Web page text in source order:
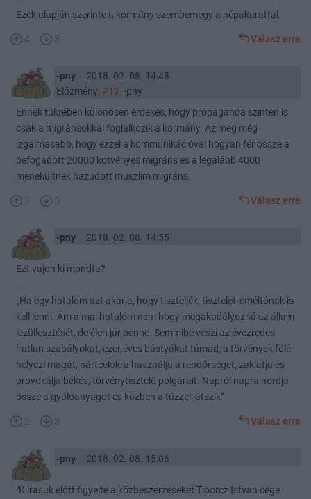
Ezek alapján szerinte a kormány szembemegy a népakarattal.
4 3 Válasz erre
-pny
2018. 02. 08. 14:48
Előzmény: #12 -pny
Ennek tükrében különösen érdekes, hogy propaganda szinten is
csak a migránsokkal foglalkozik a kormány. Az meg még
izgalmasabb, hogy ezzel a kommunikációval hogyan fér össze a
befogadott 20000 kötvényes migráns és a legalább 4000
menekültnek hazudott muszlim migráns.
3 3 Válasz erre
-pny 2018. 02. 08. 14:55
Ezt vajon ki mondta?
.
„Ha egy hatalom azt akarja, hogy tiszteljék, tiszteletreméltónak is
kell lenni. Ám a mai hatalom nem hogy megakadályozná az állam
lezüllesztését, de élen jár benne. Semmibe veszi az évezredes
íratlan szabályokat, ezer éves bástyákat támad, a törvények fölé
helyezi magát, pártcélokra használja a rendőrséget, zaklatja és
provokálja békés, törvénytisztelő polgárait. Napról napra hordja
össze a gyúlóanyagot és közben a tűzzel játszik”
2 3 Válasz erre
-pny 2018. 02. 08. 15:06
"Kiírásuk előtt figyelte a közbeszerzéseket Tiborcz István cége